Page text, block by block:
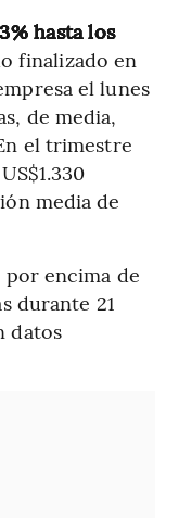
hasta los
finalizado en
el lunes
de media,
el trimestre
media de
encima de
durante 21
datos